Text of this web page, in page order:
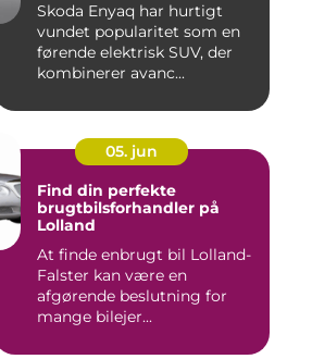
Skoda Enyaq har hurtigt
vundet popularitet som en
førende elektrisk SUV, der
kombinerer avanc...
05. jun
Find din perfekte
brugtbilsforhandler på
Lolland
At finde enbrugt bil Lolland-
Falster kan være en
afgørende beslutning for
mange bilejer...